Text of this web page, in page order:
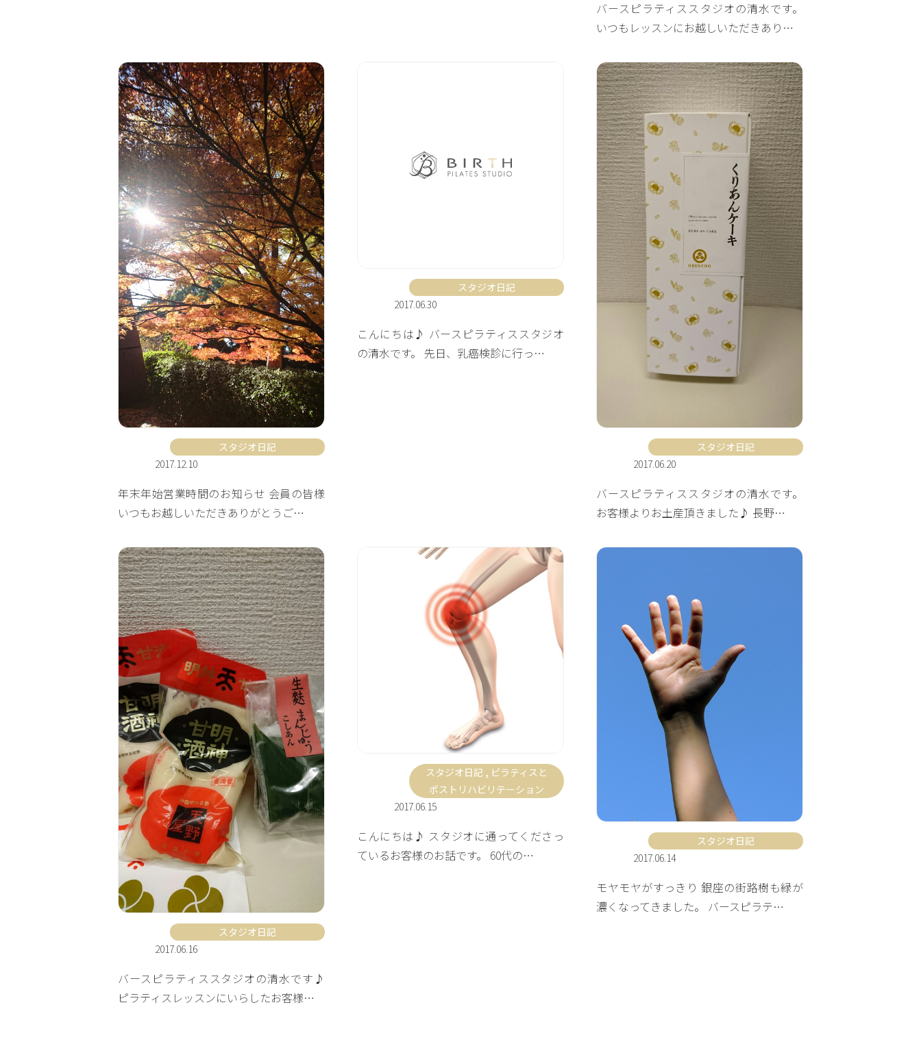
バースピラティススタジオの清水です。
いつもレッスンにお越しいただきあり…
スタジオ日記
2017.12.10
年末年始営業時間のお知らせ 会員の皆様
いつもお越しいただきありがとうご…
スタジオ日記
2017.06.30
こんにちは♪ バースピラティススタジオ
の清水です。 先日、乳癌検診に行っ…
スタジオ日記
2017.06.20
バースピラティススタジオの清水です。
お客様よりお土産頂きました♪ 長野…
スタジオ日記
2017.06.16
バースピラティススタジオの清水です♪
ピラティスレッスンにいらしたお客様…
スタジオ日記, ピラティスと
ポストリハビリテーション
2017.06.15
こんにちは♪ スタジオに通ってくださっ
ているお客様のお話です。 60代の…
スタジオ日記
2017.06.14
モヤモヤがすっきり 銀座の街路樹も緑が
濃くなってきました。 バースピラテ…